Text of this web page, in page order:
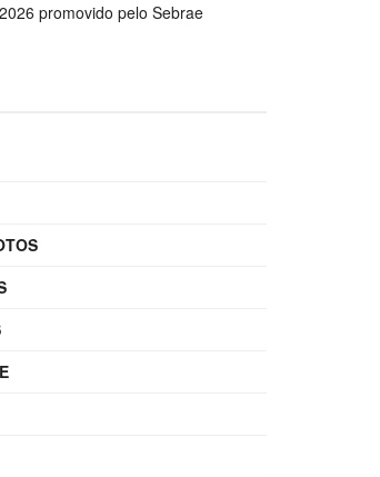
promovido pelo Sebrae